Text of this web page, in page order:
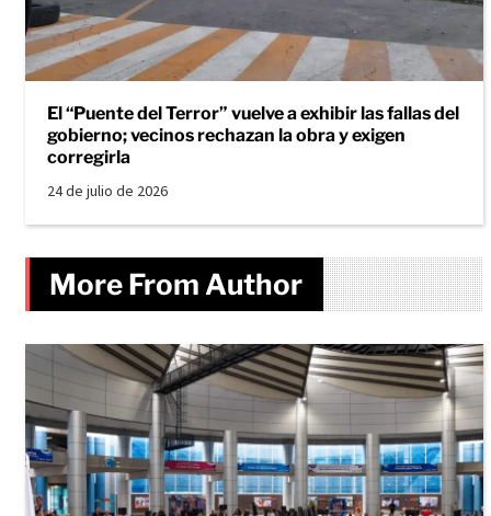
El “Puente del Terror” vuelve a exhibir las fallas del
gobierno; vecinos rechazan la obra y exigen
corregirla
24 de julio de 2026
More From Author